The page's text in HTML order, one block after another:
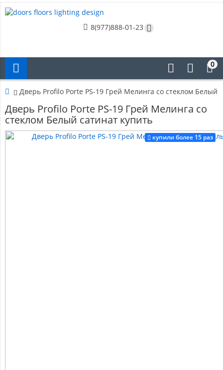
8(977)888-01-23
0
Дверь Profilo Porte PS-19 Грей Мелинга со стеклом Белый
Дверь Profilo Porte PS-19 Грей Мелинга со
стеклом Белый сатинат купить
купили более 15 раз